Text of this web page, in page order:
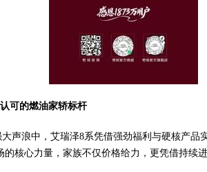
可的燃油家轿标杆
声浪中，艾瑞泽8系凭借强劲福利与硬核产品
的核心力量，家族不仅价格给力，更凭借持续